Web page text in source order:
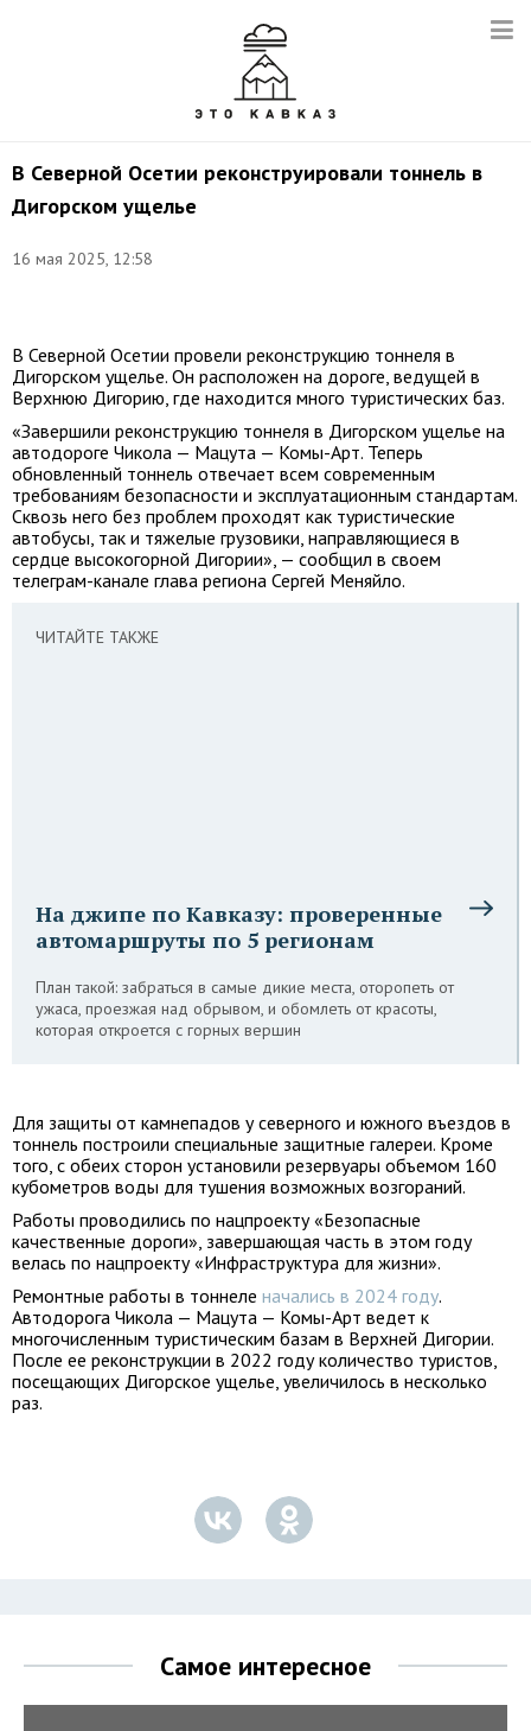
В Северной Осетии реконструировали тоннель в
Дигорском ущелье
16 мая 2025, 12:58
В Северной Осетии провели реконструкцию тоннеля в
Дигорском ущелье. Он расположен на дороге, ведущей в
Верхнюю Дигорию, где находится много туристических баз.
«Завершили реконструкцию тоннеля в Дигорском ущелье на
автодороге Чикола — Мацута — Комы-Арт. Теперь
обновленный тоннель отвечает всем современным
требованиям безопасности и эксплуатационным стандартам.
Сквозь него без проблем проходят как туристические
автобусы, так и тяжелые грузовики, направляющиеся в
сердце высокогорной Дигории», — сообщил в своем
телеграм-канале глава региона Сергей Меняйло.
ЧИТАЙТЕ ТАКЖЕ
На джипе по Кавказу: проверенные
автомаршруты по 5 регионам
План такой: забраться в самые дикие места, оторопеть от
ужаса, проезжая над обрывом, и обомлеть от красоты,
которая откроется с горных вершин
Для защиты от камнепадов у северного и южного въездов в
тоннель построили специальные защитные галереи. Кроме
того, с обеих сторон установили резервуары объемом 160
кубометров воды для тушения возможных возгораний.
Работы проводились по нацпроекту «Безопасные
качественные дороги», завершающая часть в этом году
велась по нацпроекту «Инфраструктура для жизни».
Ремонтные работы в тоннеле начались в 2024 году.
Автодорога Чикола — Мацута — Комы-Арт ведет к
многочисленным туристическим базам в Верхней Дигории.
После ее реконструкции в 2022 году количество туристов,
посещающих Дигорское ущелье, увеличилось в несколько
раз.
Самое интересное